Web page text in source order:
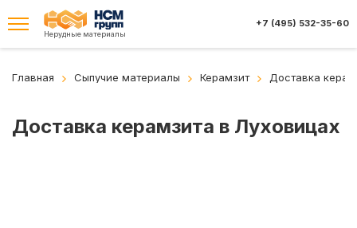
Нерудные материалы
+7 (495) 532-35-60
Главная Сыпучие материалы Керамзит Доставка
Доставка керамзита в Луховицах